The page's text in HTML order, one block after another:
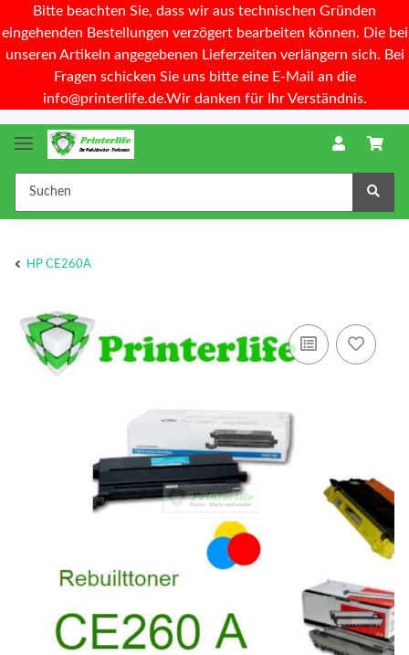
Bitte beachten Sie, dass wir aus technischen Gründen
eingehenden Bestellungen verzögert bearbeiten können. Die bei
unseren Artikeln angegebenen Lieferzeiten verlängern sich. Bei
Fragen schicken Sie uns bitte eine E-Mail an die
info@printerlife.de.Wir danken für Ihr Verständnis.
HP CE260A